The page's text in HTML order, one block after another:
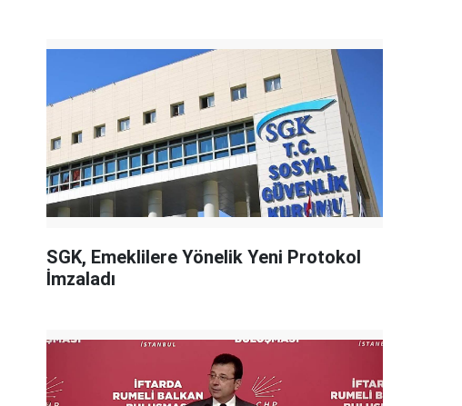
SGK, Emeklilere Yönelik Yeni Protokol
İmzaladı